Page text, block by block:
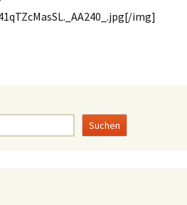
img]
Suchen